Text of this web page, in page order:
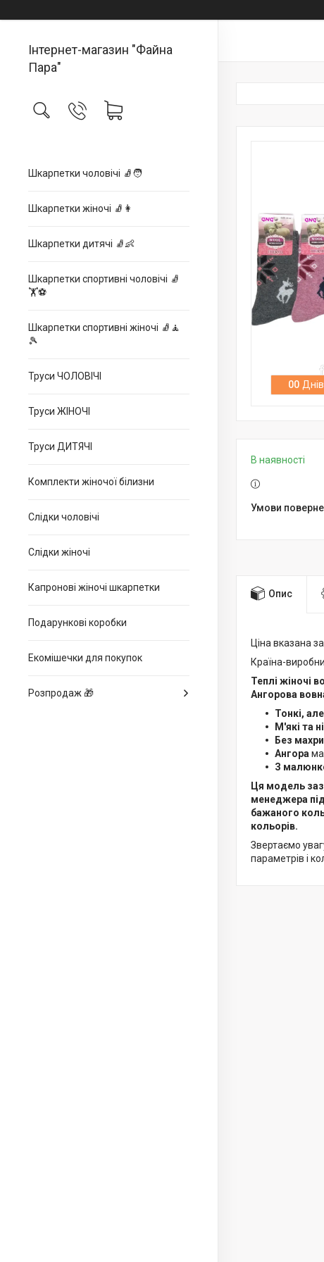
Інтернет-магазин "Файна
Пара"
Шкарпетки чоловічі 🧦🧑
Шкарпетки жіночі 🧦👩
Шкарпетки дитячі 🧦👶
Шкарпетки спортивні чоловічі 🧦
🏋⚽
Шкарпетки спортивні жіночі 🧦🧘
🎾
Труси ЧОЛОВІЧІ
Труси ЖІНОЧІ
Труси ДИТЯЧІ
Комплекти жіночої білизни
Слідки чоловічі
Слідки жіночі
Капронові жіночі шкарпетки
Подарункові коробки
Екомішечки для покупок
Розпродаж 🎁
00 Днів
В наявності
Опис
Ціна вказана
Країна-
Теплі жіночі
Ангорова
Тонкі,
М'які та
Без
Ангора
З
Ця модель
менеджера
бажаного
кольорів.
Звертаємо
параметрів і